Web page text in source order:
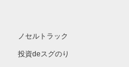
ノセルトラック
投資deスグのり